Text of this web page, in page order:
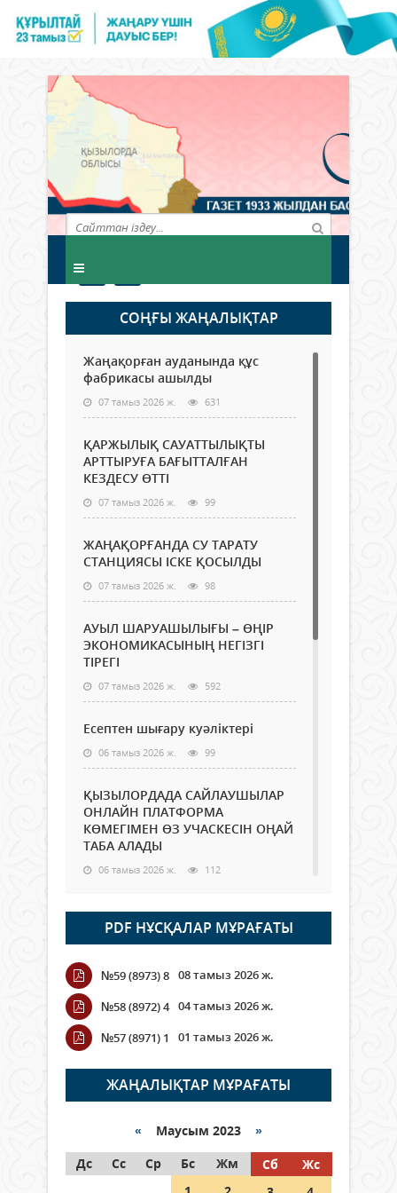
СОҢҒЫ ЖАҢАЛЫҚТАР
Жаңақорған ауданында құс
фабрикасы ашылды
07 тамыз 2026 ж. 631
ҚАРЖЫЛЫҚ САУАТТЫЛЫҚТЫ
АРТТЫРУҒА БАҒЫТТАЛҒАН
КЕЗДЕСУ ӨТТІ
07 тамыз 2026 ж. 99
ЖАҢАҚОРҒАНДА СУ ТАРАТУ
СТАНЦИЯСЫ ІСКЕ ҚОСЫЛДЫ
07 тамыз 2026 ж. 98
АУЫЛ ШАРУАШЫЛЫҒЫ – ӨҢІР
ЭКОНОМИКАСЫНЫҢ НЕГІЗГІ
ТІРЕГІ
07 тамыз 2026 ж. 592
Есептен шығару куәліктері
06 тамыз 2026 ж. 99
ҚЫЗЫЛОРДАДА САЙЛАУШЫЛАР
ОНЛАЙН ПЛАТФОРМА
КӨМЕГІМЕН ӨЗ УЧАСКЕСІН ОҢАЙ
ТАБА АЛАДЫ
06 тамыз 2026 ж. 112
Open Air: Қызылорда облысы
полиция департаменті 20
мыңнан астам көрерменнің
қауіпсіздігін қамтамасыз етті
06 тамыз 2026 ж.
Wi-Fi ҚАБЫРҒА АРҚЫЛЫ ҚАЛАЙ
ӨТЕДІ?
06 тамыз 2026 ж. 288
граждане Казахстана,
05 тамыз 2026 ж. 168
PDF НҰСҚАЛАР МҰРАҒАТЫ
№59 (8973) 8 08 тамыз 2026 ж.
№58 (8972) 4 04 тамыз 2026 ж.
№57 (8971) 1
01 тамыз 2026 ж.
ЖАҢАЛЫҚТАР МҰРАҒАТЫ
« Маусым 2023 »
Дс
Сс Ср Бс Жм Сб
Жс